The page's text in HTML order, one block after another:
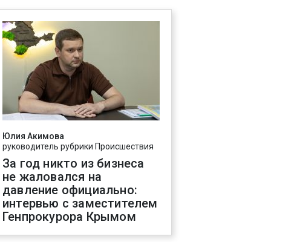
Юлия Акимова
руководитель рубрики Происшествия
За год никто из бизнеса
не жаловался на
давление официально:
интервью с заместителем
Генпрокурора Крымом